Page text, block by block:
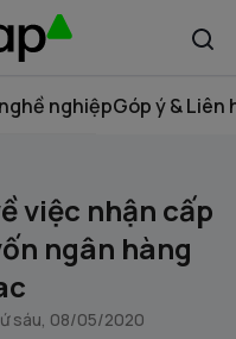
nghiệpGóp ý & Liên
việc nhận cấp
ngân hàng
sáu, 08/05/2020